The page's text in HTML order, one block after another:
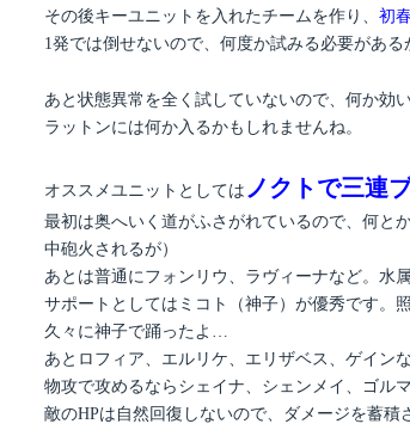
その後キーユニットを入れたチームを作り、 初
1発では倒せないので、何度か試みる必要がある
あと状態異常を全く試していないので、何か効
ラットンには何か入るかもしれませんね。
オススメユニットとしては ノクトで三連
最初は奥へいく道がふさがれているので、何と
中砲火されるが）
あとは普通にフォンリウ、ラヴィーナなど。水
サポートとしてはミコト（神子）が優秀です。
久々に神子で踊ったよ…
あとロフィア、エルリケ、エリザベス、ゲイン
物攻で攻めるならシェイナ、シェンメイ、ゴル
敵のHPは自然回復しないので、ダメージを蓄積